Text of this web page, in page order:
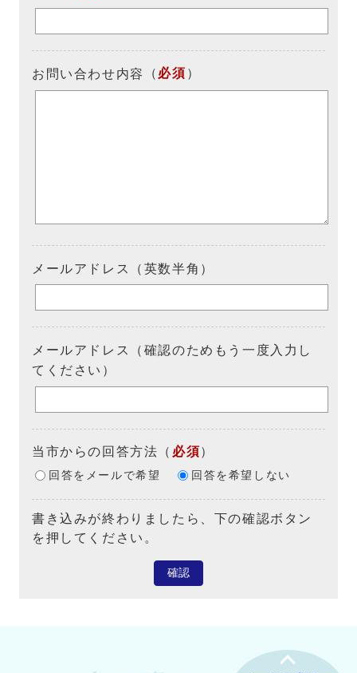
お問い合わせ内容 （ 必須 ）
メールアドレス（英数半角）
メールアドレス（確認のためもう一度入力し
てください）
当市からの回答方法 （ 必須）
回答をメールで希望 回答を希望しない
書き込みが終わりましたら、下の確認ボタン
を押してください。
確認